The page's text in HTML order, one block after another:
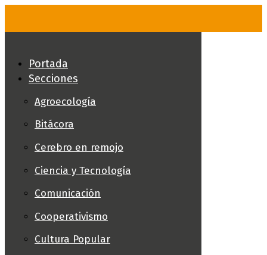
Portada
Secciones
Agroecología
Bitácora
Cerebro en remojo
Ciencia y Tecnología
Comunicación
Cooperativismo
Cultura Popular